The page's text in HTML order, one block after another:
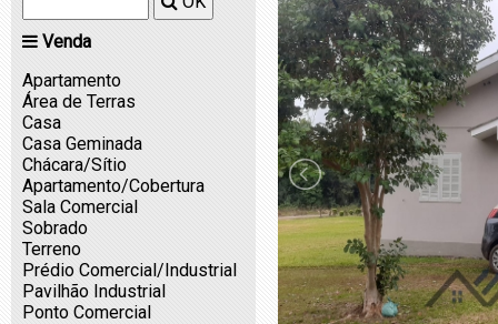
Venda
Apartamento
Área de Terras
Casa
Casa Geminada
Chácara/Sítio
Apartamento/Cobertura
Sala Comercial
Sobrado
Terreno
Prédio Comercial/Industrial
Pavilhão Industrial
Ponto Comercial